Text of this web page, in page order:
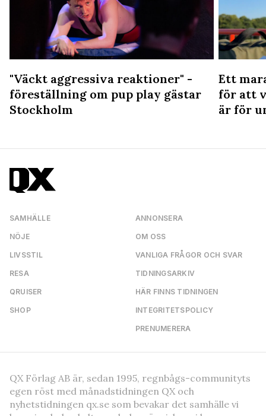
"Väckt aggressiva reaktioner" -
föreställning om pup play gästar
Stockholm
Ett
för att
är för
SAMHÄLLE
NÖJE
LIVSSTIL
RESA
QRUISER
SHOP
ANNONSERA
OM OSS
VANLIGA FRÅGOR OCH SVAR
TIDNINGSARKIV
HÄR FINNS TIDNINGEN
INTEGRITETSPOLICY
PRENUMERERA
QX Förlag AB är, sedan 1995, regnbågs-communityts
egen röst med månadstidningen QX och
nyhetstidningen qx.se som bevakar det samhälle vi